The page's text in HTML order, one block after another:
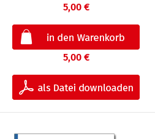
5,00 €
5,00 €